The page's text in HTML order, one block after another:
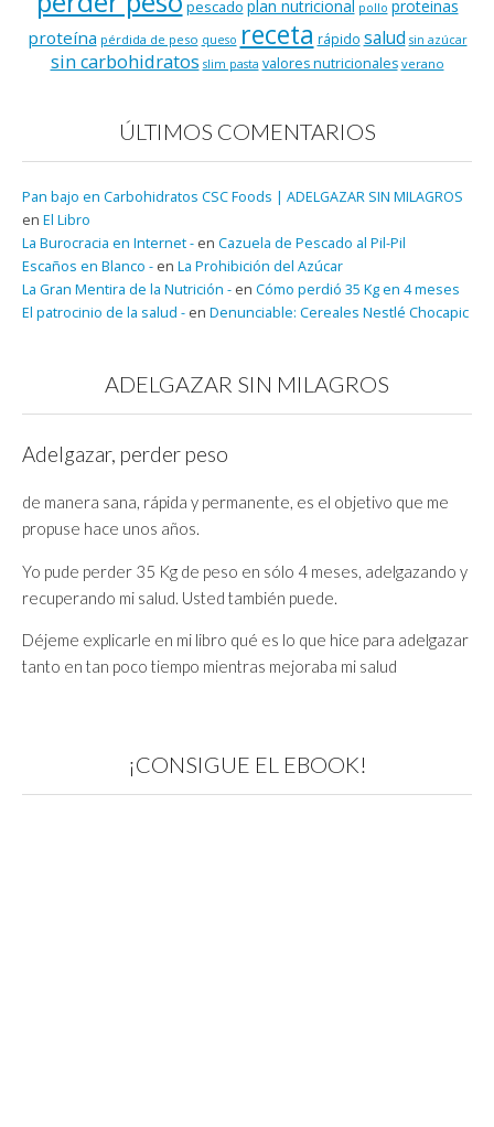
pescado plan nutricional pollo proteinas
proteína pérdida de peso queso receta rápido salud sin azúcar
sin carbohidratos slim pasta valores nutricionales verano
ÚLTIMOS COMENTARIOS
Pan bajo en Carbohidratos CSC Foods | ADELGAZAR SIN MILAGROS
en El Libro
La Burocracia en Internet - en Cazuela de Pescado al Pil-Pil
Escaños en Blanco - en La Prohibición del Azúcar
La Gran Mentira de la Nutrición - en Cómo perdió 35 Kg en 4 meses
El patrocinio de la salud - en Denunciable: Cereales Nestlé Chocapic
ADELGAZAR SIN MILAGROS
Adelgazar, perder peso
de manera sana, rápida y permanente, es el objetivo que me
propuse hace unos años.
Yo pude perder 35 Kg de peso en sólo 4 meses, adelgazando y
recuperando mi salud. Usted también puede.
Déjeme explicarle en mi libro qué es lo que hice para adelgazar
tanto en tan poco tiempo mientras mejoraba mi salud
¡CONSIGUE EL EBOOK!